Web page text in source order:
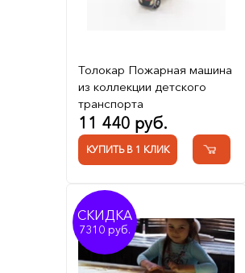
Толокар Пожарная машина
из коллекции детского
транспорта
11 440 руб.
КУПИТЬ В 1 КЛИК
СКИДКА
7310